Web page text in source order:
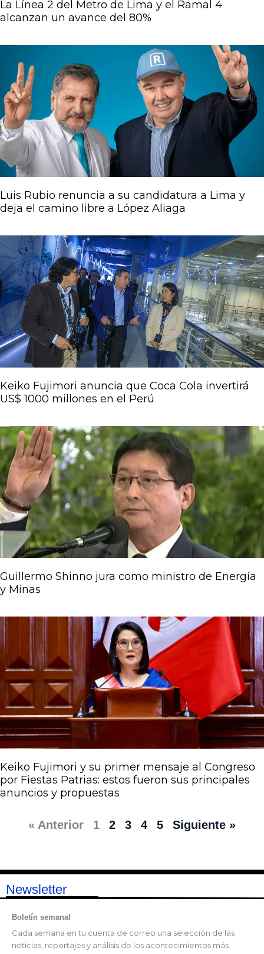
La Línea 2 del Metro de Lima y el Ramal 4
alcanzan un avance del 80%
Luis Rubio renuncia a su candidatura a Lima y
deja el camino libre a López Aliaga
Keiko Fujimori anuncia que Coca Cola invertirá
US$ 1000 millones en el Perú
Guillermo Shinno jura como ministro de Energía
y Minas
Keiko Fujimori y su primer mensaje al Congreso
por Fiestas Patrias: estos fueron sus principales
anuncios y propuestas
« Anterior 1 2 3 4 5 Siguiente »
Newsletter
Boletín semanal
Cada semana en tu cuenta de correo una selección de las
noticias, reportajes y análisis de los acontecimientos más